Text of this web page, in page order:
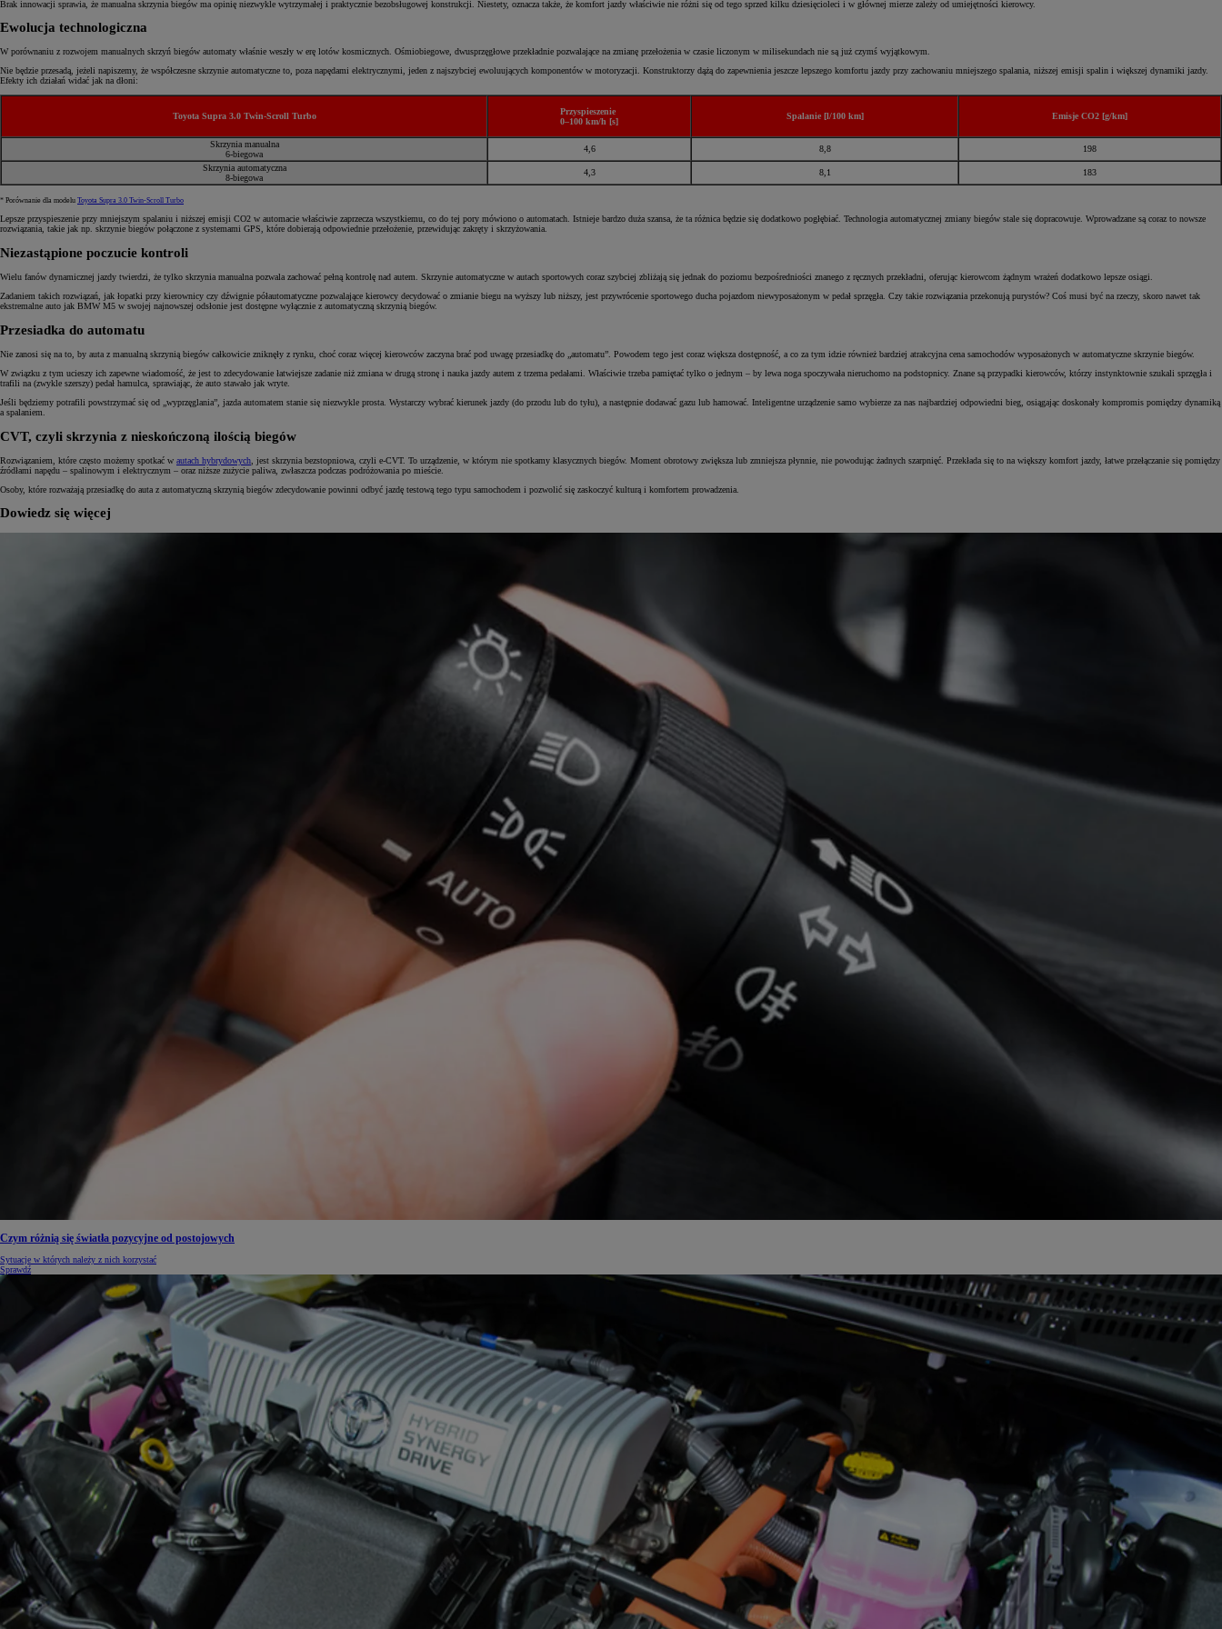
105 300 zł
Corolla Hatchback
HYBRID
Brak innowacji sprawia, że manualna skrzynia biegów ma opinię niezwykle wytrzymałej i praktycznie bezobsługowej konstrukcji. Niestety, oznacza także, że komfort jazdy właściwie nie różni się od tego sprzed kilku dziesięcioleci i w głównej mierze zależy od umiejętności kierowcy.
Ewolucja technologiczna
W porównaniu z rozwojem manualnych skrzyń biegów automaty właśnie weszły w erę lotów kosmicznych. Ośmiobiegowe, dwusprzęgłowe przekładnie pozwalające na zmianę przełożenia w czasie liczonym w milisekundach nie są już czymś wyjątkowym.
Nie będzie przesadą, jeżeli napiszemy, że współczesne skrzynie automatyczne to, poza napędami elektrycznymi, jeden z najszybciej ewoluujących komponentów w motoryzacji. Konstruktorzy dążą do zapewnienia jeszcze lepszego komfortu jazdy przy zachowaniu mniejszego spalania, niższej emisji spalin i większej dynamiki jazdy.
Efekty ich działań widać jak na dłoni:
Toyota Supra 3.0 Twin-Scroll Turbo
Przyspieszenie
0–100 km/h [s]
Spalanie [l/100 km] Emisje CO2 [g/km]
Skrzynia manualna
6-biegowa
4,6 8,8
198
Skrzynia automatyczna
8-biegowa
4,3 8,1 183
* Porównanie dla modelu Toyota Supra 3.0 Twin-Scroll Turbo
Lepsze przyspieszenie przy mniejszym spalaniu i niższej emisji CO2 w automacie właściwie zaprzecza wszystkiemu, co do tej pory mówiono o automatach. Istnieje bardzo duża szansa, że ta różnica będzie się dodatkowo pogłębiać. Technologia automatycznej zmiany biegów stale się dopracowuje. Wprowadzane są coraz to nowsze
rozwiązania, takie jak np. skrzynie biegów połączone z systemami GPS, które dobierają odpowiednie przełożenie, przewidując zakręty i skrzyżowania.
Niezastąpione poczucie kontroli
Wielu fanów dynamicznej jazdy twierdzi, że tylko skrzynia manualna pozwala zachować pełną kontrolę nad autem. Skrzynie automatyczne w autach sportowych coraz szybciej zbliżają się jednak do poziomu bezpośredniości znanego z ręcznych przekładni, oferując kierowcom żądnym wrażeń dodatkowo lepsze osiągi.
Zadaniem takich rozwiązań, jak łopatki przy kierownicy czy dźwignie półautomatyczne pozwalające kierowcy decydować o zmianie biegu na wyższy lub niższy, jest przywrócenie sportowego ducha pojazdom niewyposażonym w pedał sprzęgła. Czy takie rozwiązania przekonują purystów? Coś musi być na rzeczy, skoro nawet tak
ekstremalne auto jak BMW M5 w swojej najnowszej odsłonie jest dostępne wyłącznie z automatyczną skrzynią biegów.
Przesiadka do automatu
Nie zanosi się na to, by auta z manualną skrzynią biegów całkowicie zniknęły z rynku, choć coraz więcej kierowców zaczyna brać pod uwagę przesiadkę do „automatu”. Powodem tego jest coraz większa dostępność, a co za tym idzie również bardziej atrakcyjna cena samochodów wyposażonych w automatyczne skrzynie biegów.
W związku z tym ucieszy ich zapewne wiadomość, że jest to zdecydowanie łatwiejsze zadanie niż zmiana w drugą stronę i nauka jazdy autem z trzema pedałami. Właściwie trzeba pamiętać tylko o jednym – by lewa noga spoczywała nieruchomo na podstopnicy. Znane są przypadki kierowców, którzy instynktownie szukali sprzęgła i
trafili na (zwykle szerszy) pedał hamulca, sprawiając, że auto stawało jak wryte.
Jeśli będziemy potrafili powstrzymać się od „wyprzęglania”, jazda automatem stanie się niezwykle prosta. Wystarczy wybrać kierunek jazdy (do przodu lub do tyłu), a następnie dodawać gazu lub hamować. Inteligentne urządzenie samo wybierze za nas najbardziej odpowiedni bieg, osiągając doskonały kompromis pomiędzy dynamiką
a spalaniem.
CVT, czyli skrzynia z nieskończoną ilością biegów
Rozwiązaniem, które często możemy spotkać w autach hybrydowych , jest skrzynia bezstopniowa, czyli e-CVT. To urządzenie, w którym nie spotkamy klasycznych biegów. Moment obrotowy zwiększa lub zmniejsza płynnie, nie powodując żadnych szarpnięć. Przekłada się to na większy komfort jazdy, łatwe przełączanie się pomiędzy
źródłami napędu – spalinowym i elektrycznym – oraz niższe zużycie paliwa, zwłaszcza podczas podróżowania po mieście.
Osoby, które rozważają przesiadkę do auta z automatyczną skrzynią biegów zdecydowanie powinni odbyć jazdę testową tego typu samochodem i pozwolić się zaskoczyć kulturą i komfortem prowadzenia.
Dowiedz się więcej
Czym różnią się światła pozycyjne od postojowych
Sytuacje w których należy z nich korzystać
Sprawdź